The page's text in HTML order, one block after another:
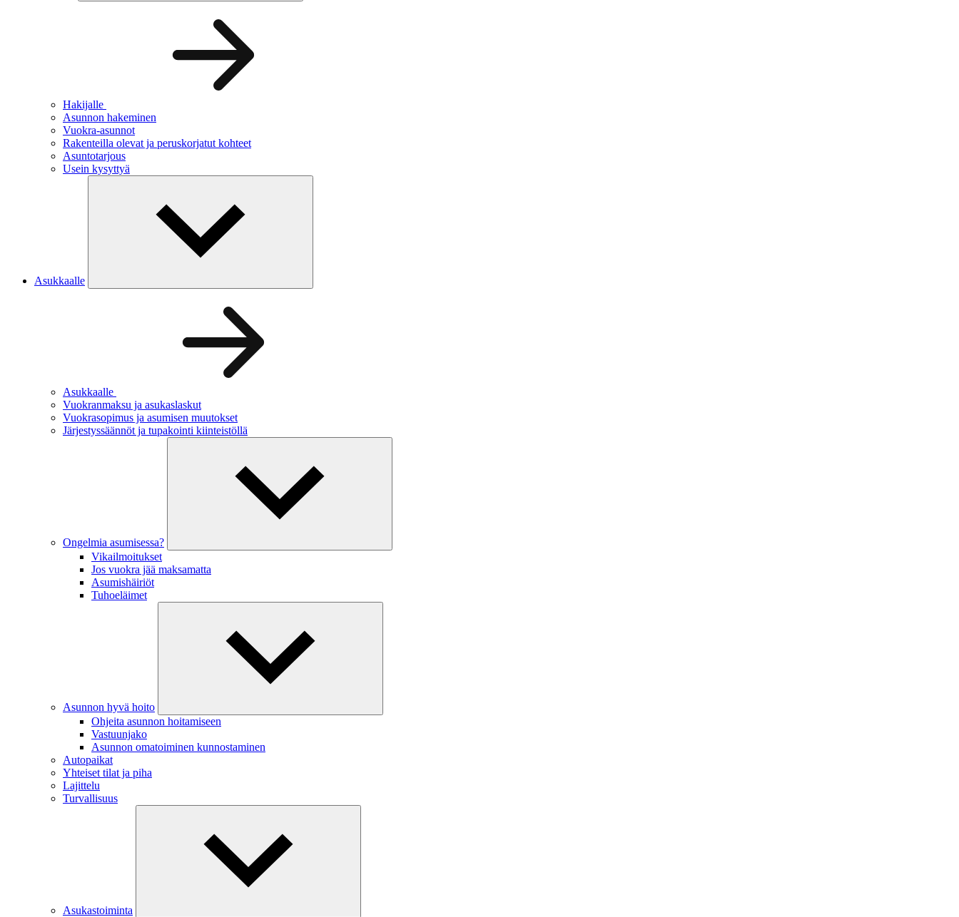
Hakijalle
Asunnon hakeminen
Vuokra-asunnot
Rakenteilla olevat ja peruskorjatut kohteet
Asuntotarjous
Usein kysyttyä
Asukkaalle
Asukkaalle
Vuokranmaksu ja asukaslaskut
Vuokrasopimus ja asumisen muutokset
Järjestyssäännöt ja tupakointi kiinteistöllä
Ongelmia asumisessa?
Vikailmoitukset
Jos vuokra jää maksamatta
Asumishäiriöt
Tuhoeläimet
Asunnon hyvä hoito
Ohjeita asunnon hoitamiseen
Vastuunjako
Asunnon omatoiminen kunnostaminen
Autopaikat
Yhteiset tilat ja piha
Lajittelu
Turvallisuus
Asukastoiminta